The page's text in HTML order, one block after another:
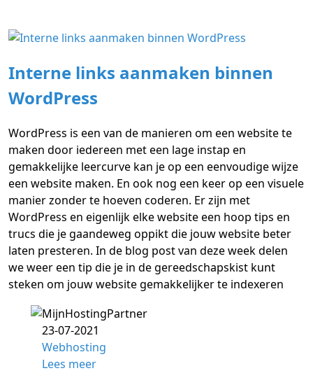
Interne links aanmaken binnen
WordPress
WordPress is een van de manieren om een website te
maken door iedereen met een lage instap en
gemakkelijke leercurve kan je op een eenvoudige wijze
een website maken. En ook nog een keer op een visuele
manier zonder te hoeven coderen. Er zijn met
WordPress en eigenlijk elke website een hoop tips en
trucs die je gaandeweg oppikt die jouw website beter
laten presteren. In de blog post van deze week delen
we weer een tip die je in de gereedschapskist kunt
steken om jouw website gemakkelijker te indexeren
23-07-2021
Webhosting
Lees meer